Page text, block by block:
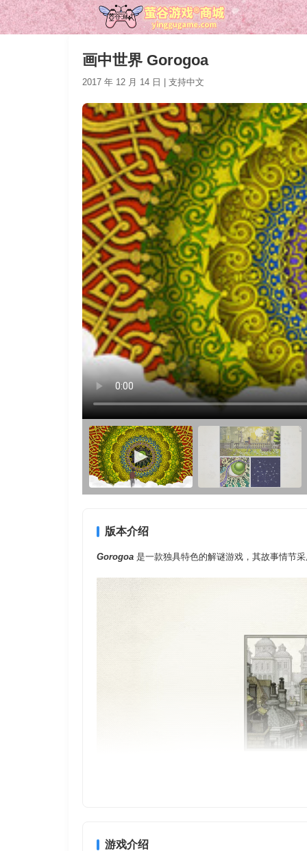
画中世界 Gorogoa
2017 年 12 月 14 日 | 支持中文
版本介绍
Gorogoa 是一款独具特色的解谜游戏，其故事情节
Gorogoa的情节设计均为原创，游戏中有多个细节丰
游戏介绍